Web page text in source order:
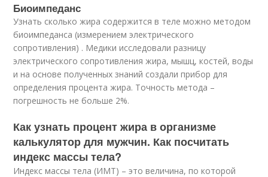
Биоимпеданс
Узнать сколько жира содержится в теле можно методом
биоимпеданса (измерением электрического
сопротивления) . Медики исследовали разницу
электрического сопротивления жира, мышц, костей, воды
и на основе полученных знаний создали прибор для
определения процента жира. Точность метода –
погрешность не больше 2%.
Как узнать процент жира в организме
калькулятор для мужчин. Как посчитать
индекс массы тела?
Индекс массы тела (ИМТ) – это величина, по которой